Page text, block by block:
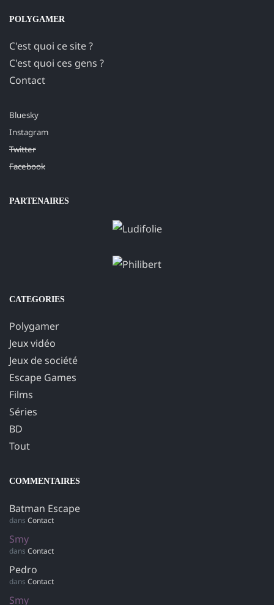
POLYGAMER
C'est quoi ce site ?
C'est quoi ces gens ?
Contact
Bluesky
Instagram
Twitter
Facebook
PARTENAIRES
CATEGORIES
Polygamer
Jeux vidéo
Jeux de société
Escape Games
Films
Séries
BD
Tout
COMMENTAIRES
Batman Escape
dans Contact
Smy
dans Contact
Pedro
dans Contact
Smy